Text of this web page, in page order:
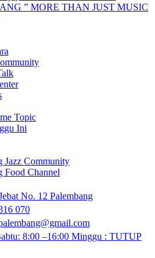
” MORE THAN JUST MUSIC
Topic
Ini
Jazz Community
Food Channel
No. 12 Palembang
070
8:00 –16:00 Minggu : TUTUP